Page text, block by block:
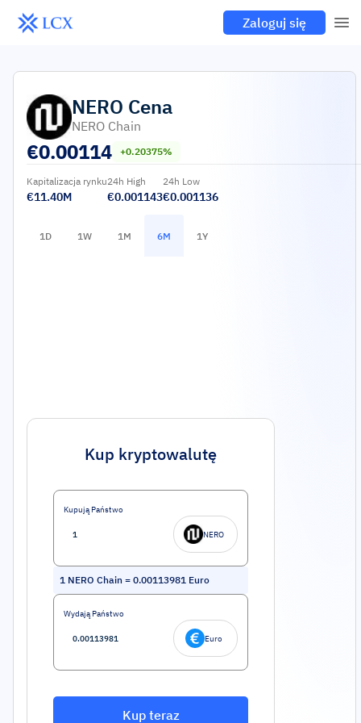
Zaloguj się
NERO Cena
NERO Chain
€0.00114 +0.20375%
Kapitalizacja rynku
€11.40M
24h High
€0.001143
24h Low
€0.001136
1D 1W 1M 6M 1Y
Kup kryptowalutę
Kupują Państwo
NERO
1 NERO Chain = 0.00113981 Euro
Wydają Państwo
Euro
Kup teraz